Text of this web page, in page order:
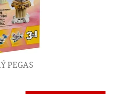
PEGAS